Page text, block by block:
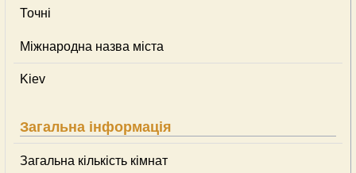
Точні
Міжнародна назва міста
Kiev
Загальна інформація
Загальна кількість кімнат